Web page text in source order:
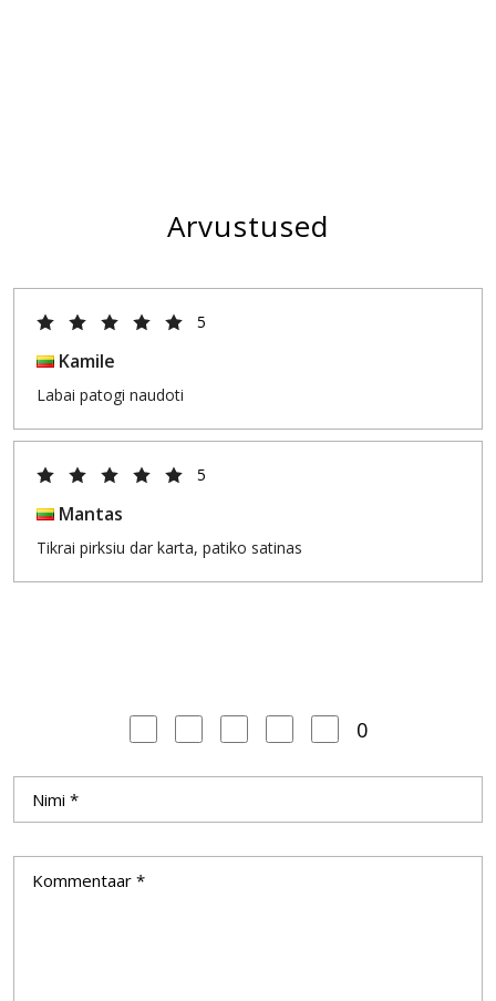
Arvustused
5
Kamile
Labai patogi naudoti
5
Mantas
Tikrai pirksiu dar karta, patiko satinas
0